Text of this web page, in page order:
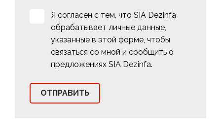
Я согласен с тем, что SIA Dezinfa
обрабатывает личные данные,
указанные в этой форме, чтобы
связаться со мной и сообщить о
предложениях SIA Dezinfa.